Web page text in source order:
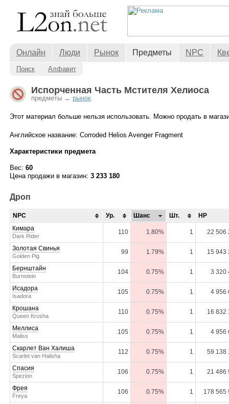
Онлайн Люди Рынок Предметы NPC
Поиск Алфавит
Испорченная Часть Мстителя Хелиоса
предметы → рынок
Этот материал больше нельзя использовать. Можно продать в
Английское название: Corroded Helios Avenger Fragment
Характеристики предмета
Вес: 60
Цена продажи в магазин: 3 233 180
Дроп
NPC Ур. Шанс Шт.
HP
Кимара
Dark Rider
110 1.80% 1 22 506
Золотая Свинья
Golden Pig
99 1.79% 1 15 943
Бернштайн
Burnstein
104 0.75% 1 3 320
Исадора
Isadora
105 0.75% 1 4 956
Крошана
Queen Krosha
110 0.75% 1 16 832
Меллиса
Maliss
105 0.75% 1 4 956
Скарлет Ван Халиша
Scarlet van Halisha
112 0.75% 1 59 138
Спасия
Spezion
106 0.75% 1 21 486
Фрея
Freya
106 0.75% 1 178 565